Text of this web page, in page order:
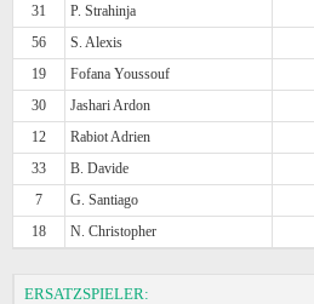
31
P. Strahinja
56
S. Alexis
19
Fofana Youssouf
30
Jashari Ardon
12
Rabiot Adrien
33
B. Davide
7
G. Santiago
18
N. Christopher
ERSATZSPIELER: